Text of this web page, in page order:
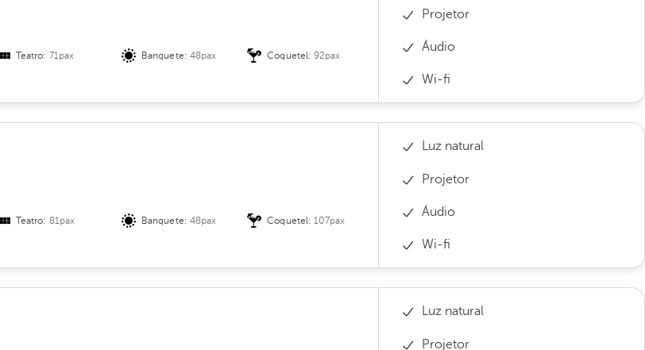
Teatro: 71pax Banquete: 48pax Coquetel: 92pax
Projetor
Áudio
Wi-fi
Teatro: 81pax Banquete: 48pax Coquetel: 107pax
Luz natural
Projetor
Áudio
Wi-fi
Luz natural
Projetor